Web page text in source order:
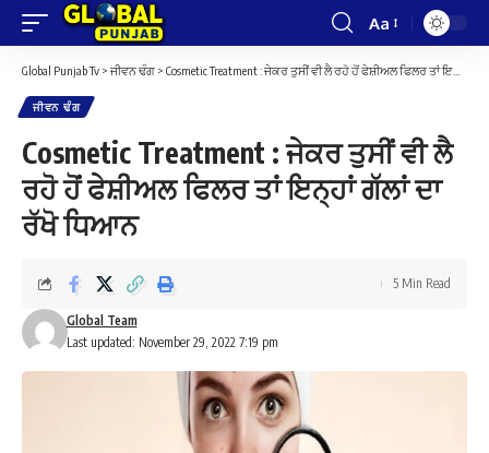
Font
Resizer
Aa
Global Punjab Tv > ਜੀਵਨ ਢੰਗ > Cosmetic Treatment : ਜੇਕਰ ਤੁਸੀਂ ਵੀ ਲੈ ਰਹੋ ਹੋਂ ਫੇਸ਼ੀਅਲ ਫਿਲਰ ਤਾਂ ਇਨ੍ਹਾਂ ਗੱਲਾਂ ਦਾ ਰੱਖੋ ਧਿਆਨ
ਜੀਵਨ ਢੰਗ
Cosmetic Treatment : ਜੇਕਰ ਤੁਸੀਂ ਵੀ ਲੈ
ਰਹੋ ਹੋਂ ਫੇਸ਼ੀਅਲ ਫਿਲਰ ਤਾਂ ਇਨ੍ਹਾਂ ਗੱਲਾਂ ਦਾ
ਰੱਖੋ ਧਿਆਨ
Last updated: November 29, 2022 7:19 pm
Global Team
5 Min Read